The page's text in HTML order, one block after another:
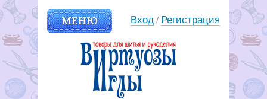
МЕНЮ Вход / Регистрация